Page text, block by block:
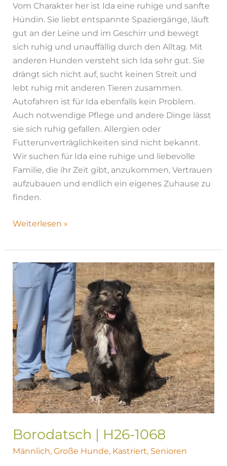
Vom Charakter her ist Ida eine ruhige und sanfte
Hündin. Sie liebt entspannte Spaziergänge, läuft
gut an der Leine und im Geschirr und bewegt
sich ruhig und unauffällig durch den Alltag. Mit
anderen Hunden versteht sich Ida sehr gut. Sie
drängt sich nicht auf, sucht keinen Streit und
lebt ruhig mit anderen Tieren zusammen.
Autofahren ist für Ida ebenfalls kein Problem.
Auch notwendige Pflege und andere Dinge lässt
sie sich ruhig gefallen. Allergien oder
Futterunverträglichkeiten sind nicht bekannt.
Wir suchen für Ida eine ruhige und liebevolle
Familie, die ihr Zeit gibt, anzukommen, Vertrauen
aufzubauen und endlich ein eigenes Zuhause zu
finden.
Weiterlesen »
Borodatsch | H26-1068
Männlich,Große Hunde, Kastriert, Senioren
Borodatsch
|
H26-
1068